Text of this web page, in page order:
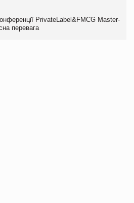
PrivateLabel&FMCG Master-
перевага